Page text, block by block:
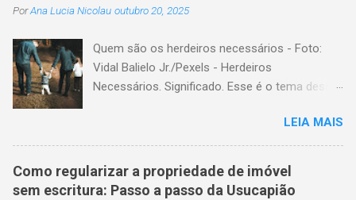
negativos; ou seja, obrigações não cumpridas,
isso, tem cabimento a conclusão de que, quem
herda crédito, também, herda débito. A
transmissão, do patrimônio da pessoa falecida
legítima ou testamentária. A sucessão legítima
é a prevista em lei, para a transmissão do
patrimônio, da pessoa falecida que não fez
testamento. A sucessão testamentária visa
PorAna Lucia Nicolau outubro 20, 2025
Quem são os herdeiros necessários - Foto:
Vidal Balielo Jr./Pexels - Herdeiros
Necessários. Significado. Esse é o tema dessa
necessários? Herdeiros necessários são todas
as pessoas com certo direito de receber parte
de uma herança, mesmo na existência de
LEIA MAIS
Como regularizar a propriedade de imóvel
sem escritura: Passo a passo da Usucapião